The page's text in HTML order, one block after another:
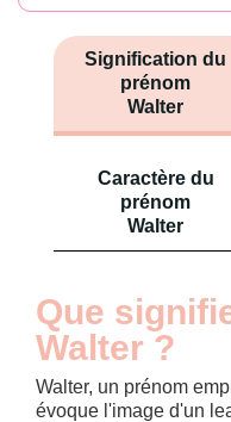
Signification du
prénom
Walter
Caractère du
prénom
Walter
Que
Walter ?
Walter, un prénom
évoque l'image d'un